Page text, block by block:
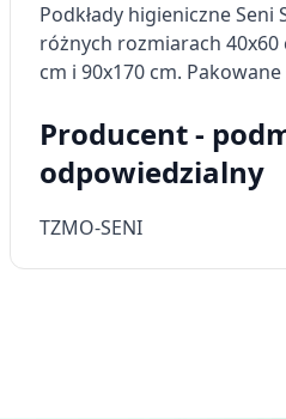
Podkłady higieniczne
różnych rozmiarach 40x60
cm i 90x170 cm.
Producent -
odpowiedzialny
TZMO-SENI
Cele przetwarzania inne niż IAB:
Niezbędne
Reklama / śledzenie